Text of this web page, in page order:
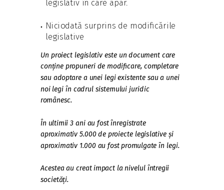
Un proiect legislativ este un document care
conține propuneri de modificare, completare
sau adoptare a unei legi existente sau a unei
noi legi în cadrul sistemului juridic
românesc.
În ultimii 3 ani au fost înregistrate
aproximativ 5.000 de proiecte legislative și
aproximativ 1.000 au fost promulgate în legi.
Acestea au creat impact la nivelul întregii
societăți.
legislativ în care apar.
Niciodată surprins de modificările
legislative